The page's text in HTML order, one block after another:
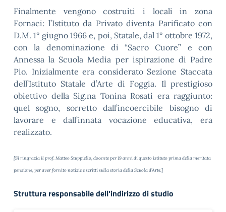
Finalmente vengono costruiti i locali in zona
Fornaci: l’Istituto da Privato diventa Parificato con
D.M. 1° giugno 1966 e, poi, Statale, dal 1° ottobre 1972,
con la denominazione di “Sacro Cuore” e con
Annessa la Scuola Media per ispirazione di Padre
Pio. Inizialmente era considerato Sezione Staccata
dell’Istituto Statale d’Arte di Foggia. Il prestigioso
obiettivo della Sig.na Tonina Rosati era raggiunto:
quel sogno, sorretto dall’incoercibile bisogno di
lavorare e dall’innata vocazione educativa, era
realizzato.
[Si ringrazia il prof. Matteo Stuppiello, docente per 19 anni di questo istituto prima della meritata
pensione, per aver fornito notizie e scritti sulla storia della Scuola d’Arte.]
Struttura responsabile dell'indirizzo di studio